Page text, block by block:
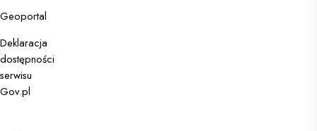
Baza
wiedzy
Serwis
Służby
Cywilnej
Geoportal
Deklaracja
dostępności
serwisu
Gov.pl